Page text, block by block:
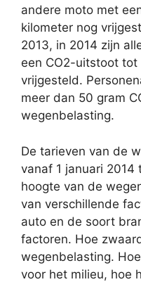
andere moto met
kilometer nog
2013, in 2014 zijn
een CO2-uitstoot
vrijgesteld.
meer dan 50 gram
wegenbelasting.
De tarieven van de
vanaf 1 januari 2014
hoogte van de
van verschillende
auto en de soort
factoren. Hoe
wegenbelasting.
voor het milieu, hoe